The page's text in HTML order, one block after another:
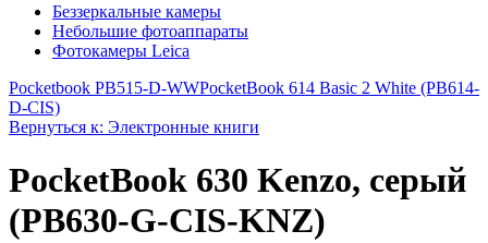
Беззеркальные камеры
Небольшие фотоаппараты
Фотокамеры Leica
Pocketbook PB515-D-WWPocketBook 614 Basic 2 White (PB614-
D-CIS)
Вернуться к: Электронные книги
PocketBook 630 Kenzo, серый
(PB630-G-CIS-KNZ)